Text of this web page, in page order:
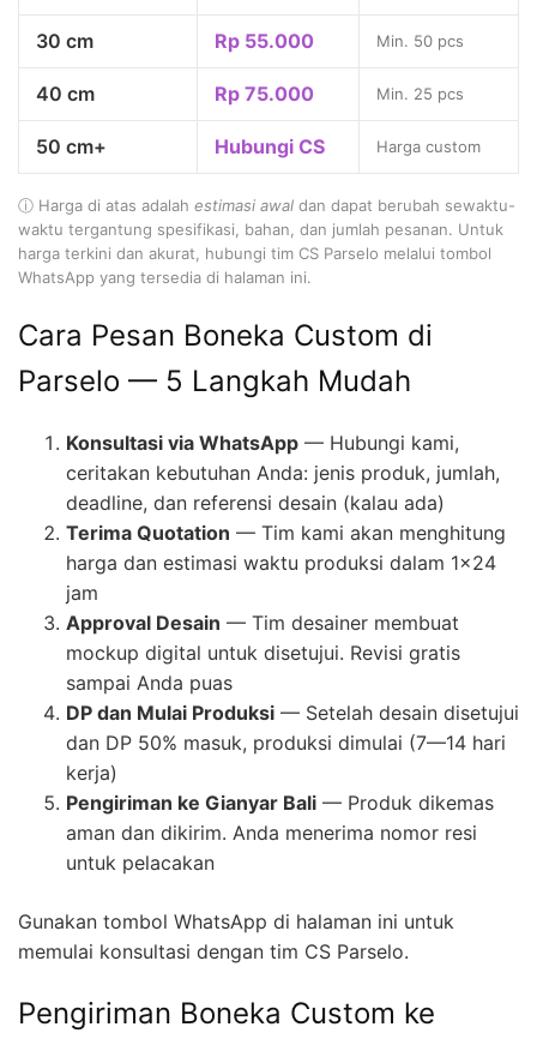
30 cm Rp 55.000 Min. 50 pcs
40 cm Rp 75.000 Min. 25 pcs
50 cm+ Hubungi CS Harga custom
ⓘ Harga di atas adalah estimasi awal dan dapat berubah sewaktu-
waktu tergantung spesifikasi, bahan, dan jumlah pesanan. Untuk
harga terkini dan akurat, hubungi tim CS Parselo melalui tombol
WhatsApp yang tersedia di halaman ini.
Cara Pesan Boneka Custom di
Parselo — 5 Langkah Mudah
Konsultasi via WhatsApp — Hubungi kami,
ceritakan kebutuhan Anda: jenis produk, jumlah,
deadline, dan referensi desain (kalau ada)
Terima Quotation — Tim kami akan menghitung
harga dan estimasi waktu produksi dalam 1×24
jam
Approval Desain — Tim desainer membuat
mockup digital untuk disetujui. Revisi gratis
sampai Anda puas
DP dan Mulai Produksi — Setelah desain disetujui
dan DP 50% masuk, produksi dimulai (7—14 hari
kerja)
Pengiriman ke Gianyar Bali — Produk dikemas
aman dan dikirim. Anda menerima nomor resi
untuk pelacakan
Gunakan tombol WhatsApp di halaman ini untuk
memulai konsultasi dengan tim CS Parselo.
Pengiriman Boneka Custom ke